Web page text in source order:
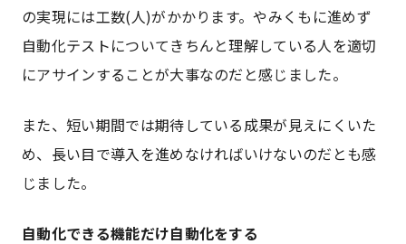
の実現には工数(人)がかかります。やみくもに進めず
自動化テストについてきちんと理解している人を適切
にアサインすることが大事なのだと感じました。
また、短い期間では期待している成果が見えにくいた
め、長い目で導入を進めなければいけないのだとも感
じました。
自動化できる機能だけ自動化をする